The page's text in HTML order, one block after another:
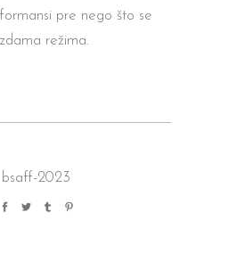
pre nego što se
režima.
bsaff-2023